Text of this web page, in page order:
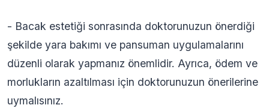
- Bacak estetiği sonrasında doktorunuzun önerdiği
şekilde yara bakımı ve pansuman uygulamalarını
düzenli olarak yapmanız önemlidir. Ayrıca, ödem ve
morlukların azaltılması için doktorunuzun önerilerine
uymalısınız.